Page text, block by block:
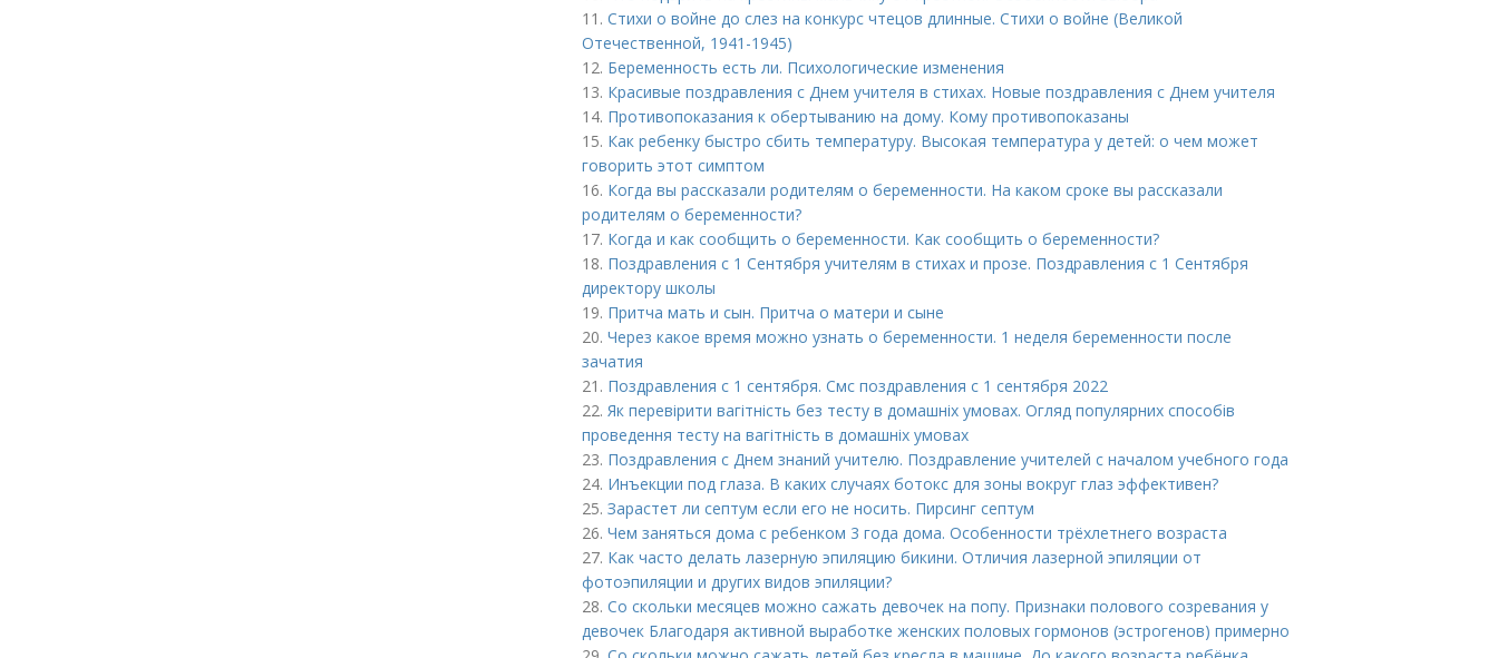
11. Стихи о войне до слез на конкурс чтецов длинные. Стихи о войне (Великой
Отечественной, 1941-1945)
12. Беременность есть ли. Психологические изменения
13. Красивые поздравления с Днем учителя в стихах. Новые поздравления с Днем учителя
14. Противопоказания к обертыванию на дому. Кому противопоказаны
15. Как ребенку быстро сбить температуру. Высокая температура у детей: о чем может
говорить этот симптом
16. Когда вы рассказали родителям о беременности. На каком сроке вы рассказали
родителям о беременности?
17. Когда и как сообщить о беременности. Как сообщить о беременности?
18. Поздравления с 1 Сентября учителям в стихах и прозе. Поздравления с 1 Сентября
директору школы
19. Притча мать и сын. Притча о матери и сыне
20. Через какое время можно узнать о беременности. 1 неделя беременности после
зачатия
21. Поздравления с 1 сентября. Смс поздравления с 1 сентября 2022
22. Як перевірити вагітність без тесту в домашніх умовах. Огляд популярних способів
проведення тесту на вагітність в домашніх умовах
23. Поздравления с Днем знаний учителю. Поздравление учителей с началом учебного года
24. Инъекции под глаза. В каких случаях ботокс для зоны вокруг глаз эффективен?
25. Зарастет ли септум если его не носить. Пирсинг септум
26. Чем заняться дома с ребенком 3 года дома. Особенности трёхлетнего возраста
27. Как часто делать лазерную эпиляцию бикини. Отличия лазерной эпиляции от
фотоэпиляции и других видов эпиляции?
28. Со скольки месяцев можно сажать девочек на попу. Признаки полового созревания у
девочек Благодаря активной выработке женских половых гормонов (эстрогенов) примерно